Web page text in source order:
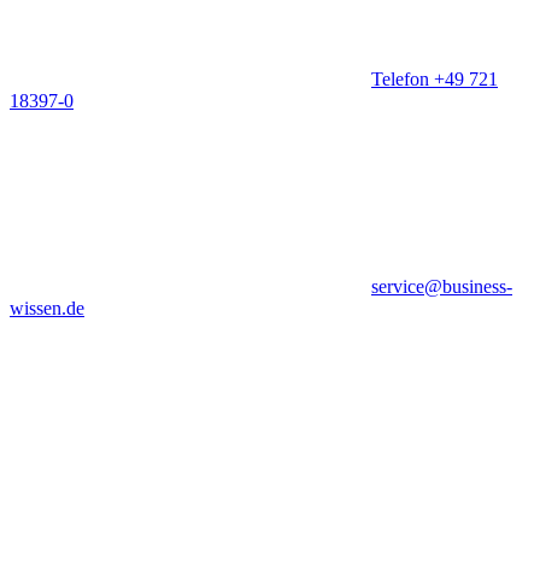
Telefon +49 721
18397-0
service@business-
wissen.de